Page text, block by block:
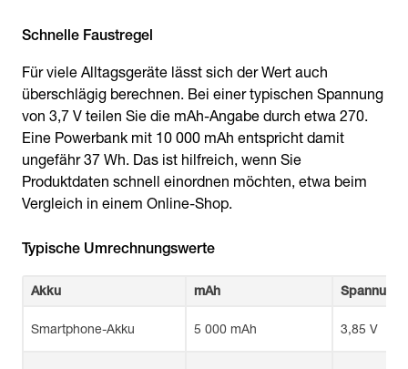
Schnelle Faustregel
Für viele Alltagsgeräte lässt sich der Wert auch
überschlägig berechnen. Bei einer typischen Spannung
von 3,7 V teilen Sie die mAh-Angabe durch etwa 270.
Eine Powerbank mit 10 000 mAh entspricht damit
ungefähr 37 Wh. Das ist hilfreich, wenn Sie
Produktdaten schnell einordnen möchten, etwa beim
Vergleich in einem Online-Shop.
Typische Umrechnungswerte
Akku mAh Spannung
Smartphone-Akku 5 000 mAh 3,85 V